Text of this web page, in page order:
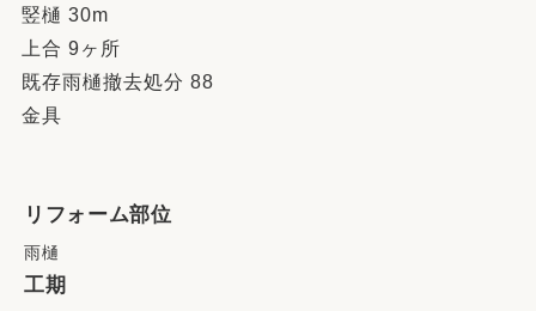
竪樋 30m
上合 9ヶ所
既存雨樋撤去処分 88
金具
リフォーム部位
雨樋
工期